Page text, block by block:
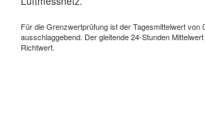
Für die Grenzwertprüfung ist der Tagesmittelwert von
ausschlaggebend. Der gleitende 24-Stunden
Richtwert.